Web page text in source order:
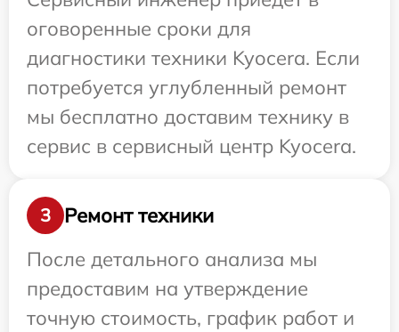
оговоренные сроки для
диагностики техники Kyocera. Если
потребуется углубленный ремонт
мы бесплатно доставим технику в
сервис в сервисный центр Kyocera.
3
Ремонт техники
После детального анализа мы
предоставим на утверждение
точную стоимость, график работ и